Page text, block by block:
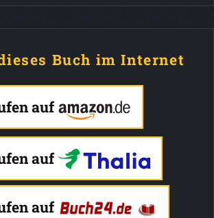
Buch im Internet
auf
auf
auf